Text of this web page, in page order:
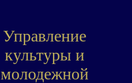
Управление
культуры и
молодежной